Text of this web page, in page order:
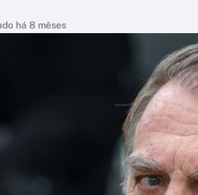
há 8 mêses